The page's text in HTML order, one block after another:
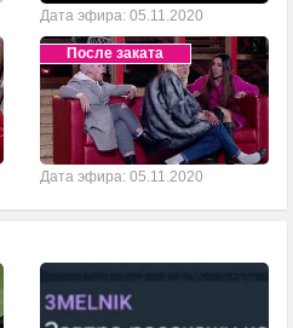
Дата эфира: 05.11.2020
После заката
Дата эфира: 05.11.2020